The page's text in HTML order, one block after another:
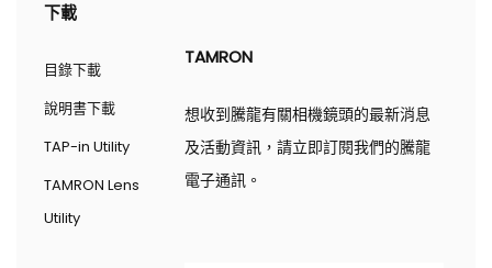
下載
目錄下載
說明書下載
TAP-in Utility
TAMRON Lens
Utility
TAMRON
想收到騰龍有關相機鏡頭的最新消息
及活動資訊，請立即訂閱我們的騰龍
電子通訊。